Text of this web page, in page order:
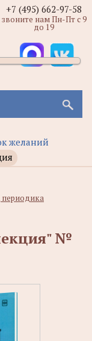
желаний
+7 (495) 662-97-58
звоните нам Пн-Пт с 9
до 19
№